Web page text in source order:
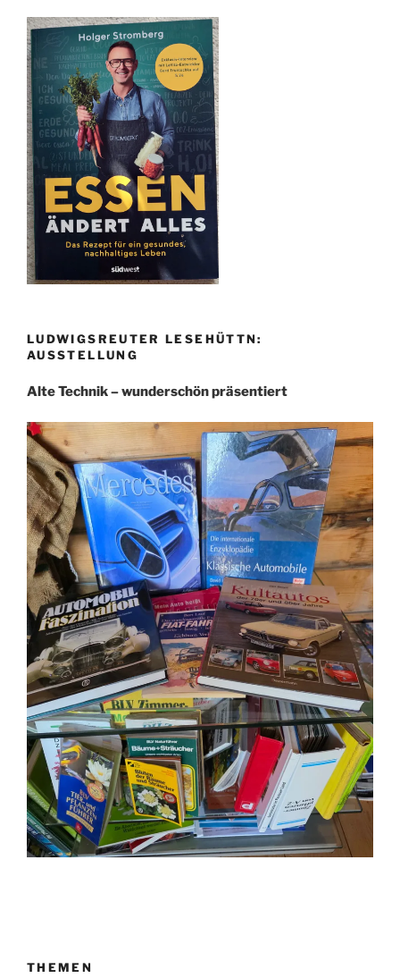
LUDWIGSREUTER LESEHÜTTN:
AUSSTELLUNG
Alte Technik – wunderschön präsentiert
THEMEN